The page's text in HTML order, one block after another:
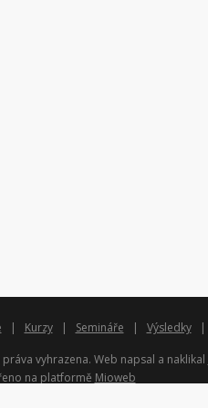
Kurzy Semináře Výsledky
vyhrazena. Web napsal a naklikal
na platformě Mioweb